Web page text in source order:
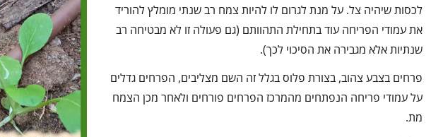
לכסות שיהיה צל. על מנת לגרום לו להיות צמח רב שנתי מומלץ להוריד
את עמודי הפריחה עוד בתחילת התהוותם (גם פעולה זו לא מבטיחה רב
שנתיות אלא מגבירה את הסיכוי לכך).
פרחים בצבע צהוב, בצורת פלוס בגלל זה השם מצליבים, הפרחים גדלים
על עמודי פריחה הנפתחים מהמרכז הפרחים פורחים ולאחר מכן הצמח
מת.